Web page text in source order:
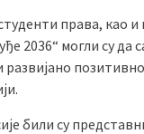
права, као и
2036“ могли су да
били су